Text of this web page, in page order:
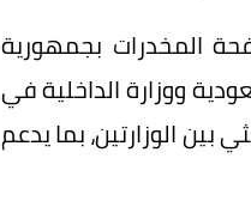
المخدرات بجمهورية
ووزارة الداخلية في
الوزارتين، بما يدعم